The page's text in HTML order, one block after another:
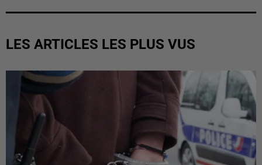
LES ARTICLES LES PLUS VUS